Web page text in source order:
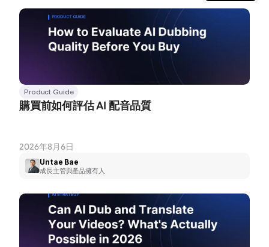
Product Guide
購買前如何評估 AI 配音品質
2026年8月6日
Untae Bae
成長主管與產品擁有人